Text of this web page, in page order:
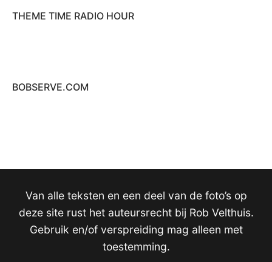
THEME TIME RADIO HOUR
BOBSERVE.COM
Van alle teksten en een deel van de foto’s op
deze site rust het auteursrecht bij Rob Velthuis.
Gebruik en/of verspreiding mag alleen met
toestemming.